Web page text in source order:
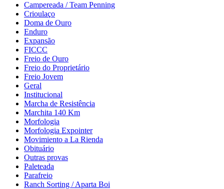
Campereada / Team Penning
Crioulaço
Doma de Ouro
Enduro
Expansão
FICCC
Freio de Ouro
Freio do Proprietário
Freio Jovem
Geral
Institucional
Marcha de Resistência
Marchita 140 Km
Morfologia
Morfologia Expointer
Movimiento a La Rienda
Obituário
Outras provas
Paleteada
Parafreio
Ranch Sorting / Aparta Boi